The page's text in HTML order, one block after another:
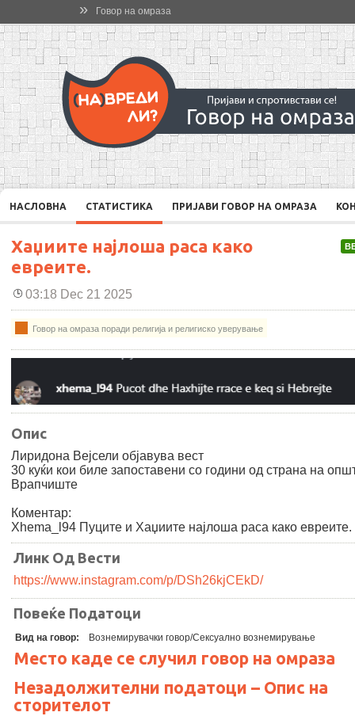
» Говор на омраза
НАСЛОВНА СТАТИСТИКА ПРИЈАВИ ГОВОР НА ОМРАЗА
Хаџиите најлоша раса како
евреите.
03:18 Dec 21 2025
Говор на омраза поради религија и религиско уверување
Опис
Лиридона Вејсели објавува вест
30 куќи кои биле запоставени со години од страна на
Врапчиште
Коментар:
Xhema_l94 Пуците и Хаџиите најлоша раса како евреите.
Линк Од Вести
https://www.instagram.com/p/DSh26kjCEkD/
Повеќе Податоци
Вид на говор: Вознемирувачки говор/Сексуално вознемирување
Место каде се случил говор на омраза
Незадолжителни податоци – Опис на
сторителот